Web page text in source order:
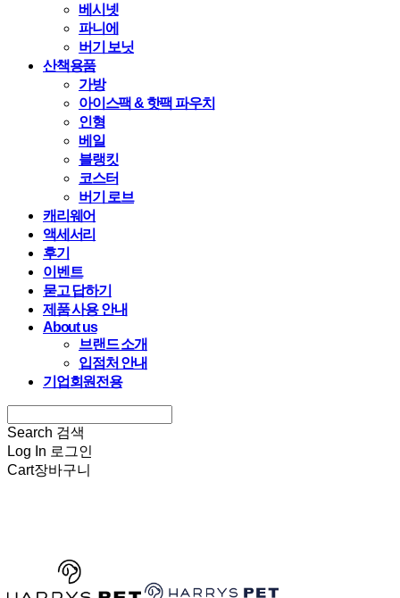
베시넷
파니에
버기 보닛
산책용품
가방
아이스팩 & 핫팩 파우치
인형
베일
블랭킷
코스터
버기 로브
캐리웨어
액세서리
후기
이벤트
묻고 답하기
제품 사용 안내
About us
브랜드 소개
입점처 안내
기업회원전용
Search 검색
Log In 로그인
Cart장바구니